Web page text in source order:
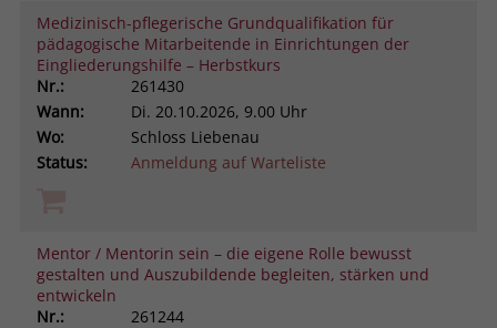
Medizinisch-pflegerische Grundqualifikation für
pädagogische Mitarbeitende in Einrichtungen der
Eingliederungshilfe – Herbstkurs
Nr.:
261430
Wann:
Di. 20.10.2026, 9.00 Uhr
Wo:
Schloss Liebenau
Status:
Anmeldung auf Warteliste
Mentor / Mentorin sein – die eigene Rolle bewusst
gestalten und Auszubildende begleiten, stärken und
entwickeln
Nr.:
261244